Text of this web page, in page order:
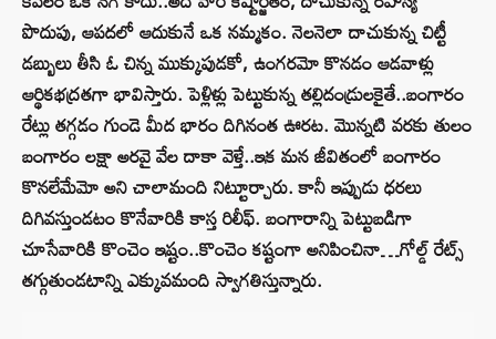
పొదుపు, ఆపదలో ఆదుకునే ఒక నమ్మకం. నెలనెలా దాచుకున్న చిట్టీ
డబ్బులు తీసి ఓ చిన్న ముక్కుపుడకో, ఉంగరమో కొనడం ఆడవాళ్లు
ఆర్థికభద్రతగా భావిస్తారు. పెళ్లిళ్లు పెట్టుకున్న తల్లిదండ్రులకైతే..బంగారం
రేట్లు తగ్గడం గుండె మీద భారం దిగినంత ఊరట. మొన్నటి వరకు తులం
బంగారం లక్షా అరవై వేల దాకా వెళ్తే..ఇక మన జీవితంలో బంగారం
కొనలేమేమో అని చాలామంది నిట్టూర్చారు. కానీ ఇప్పుడు ధరలు
దిగివస్తుండటం కొనేవారికి కాస్త రిలీఫ్. బంగారాన్ని పెట్టుబడిగా
చూసేవారికి కొంచెం ఇష్టం..కొంచెం కష్టంగా అనిపించినా…గోల్డ్ రేట్స్
తగ్గుతుండటాన్ని ఎక్కువమంది స్వాగతిస్తున్నారు.